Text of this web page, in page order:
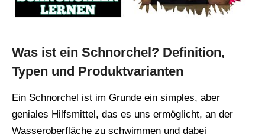
Was ist ein Schnorchel? Definition,
Typen und Produktvarianten
Ein Schnorchel ist im Grunde ein simples, aber
geniales Hilfsmittel, das es uns ermöglicht, an der
Wasseroberfläche zu schwimmen und dabei